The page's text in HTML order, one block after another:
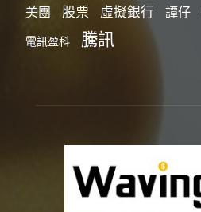
美團 股票 虛擬銀行 譚仔
電訊盈科 騰訊